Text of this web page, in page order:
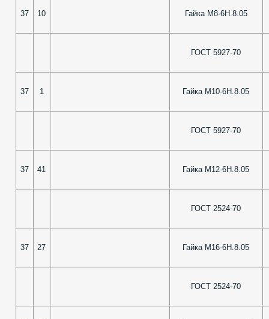
37 10 Гайка М8-6Н.8.05
ГОСТ 5927-70
37 1 Гайка М10-6Н.8.05
ГОСТ 5927-70
37 41 Гайка М12-6Н.8.05
ГОСТ 2524-70
37 27 Гайка М16-6Н.8.05
ГОСТ 2524-70